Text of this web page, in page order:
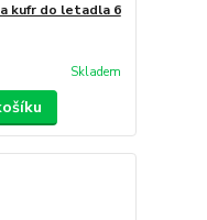
kufr do letadla 6
Skladem